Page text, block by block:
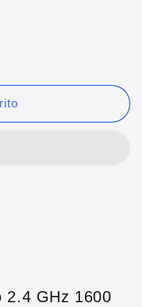
2.4 GHz 1600